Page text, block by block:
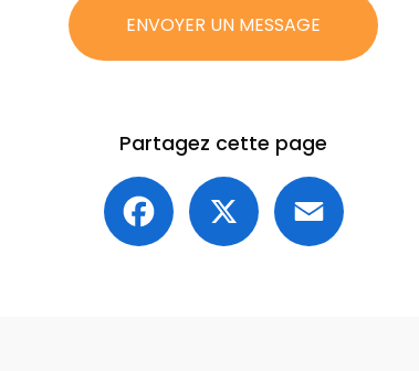
ENVOYER UN MESSAGE
Partagez cette page
Facebook